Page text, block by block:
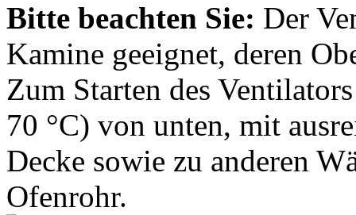
Bitte beachten Sie: Der
Kamine geeignet, deren
Zum Starten des
70 °C) von unten, mit
Decke sowie zu anderen
Ofenrohr.